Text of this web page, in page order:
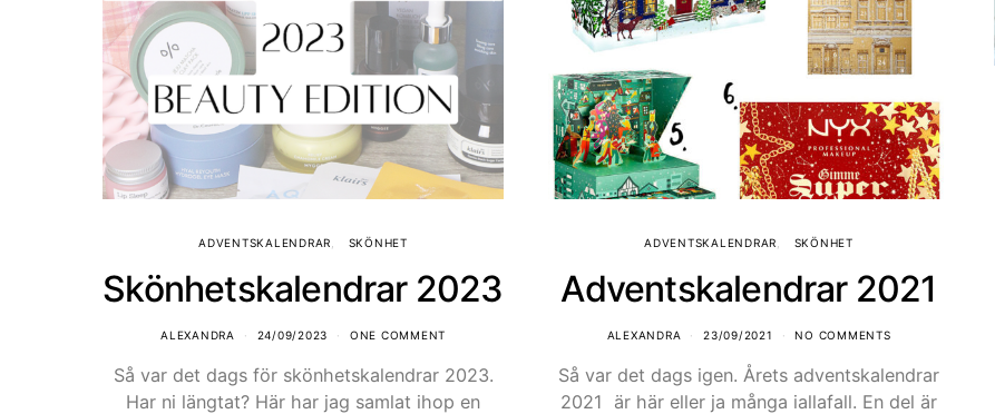
ADVENTSKALENDRAR SKÖNHET
Skönhetskalendrar 2023
ALEXANDRA 24/09/2023 ONE COMMENT
Så var det dags för skönhetskalendrar 2023.
Har ni längtat? Här har jag samlat ihop en
ADVENTSKALENDRAR SKÖNHET
Adventskalendrar 2021
ALEXANDRA 23/09/2021 NO COMMENTS
Så var det dags igen. Årets adventskalendrar
2021 är här eller ja många iallafall. En del är